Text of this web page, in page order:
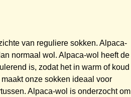
van reguliere sokken. Alpaca-
normaal wol. Alpaca-wol heeft de
is, zodat het in warm of koud
onze sokken ideaal voor
Alpaca-wol is onderzocht om